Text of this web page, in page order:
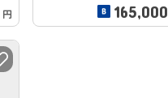
円 165,000